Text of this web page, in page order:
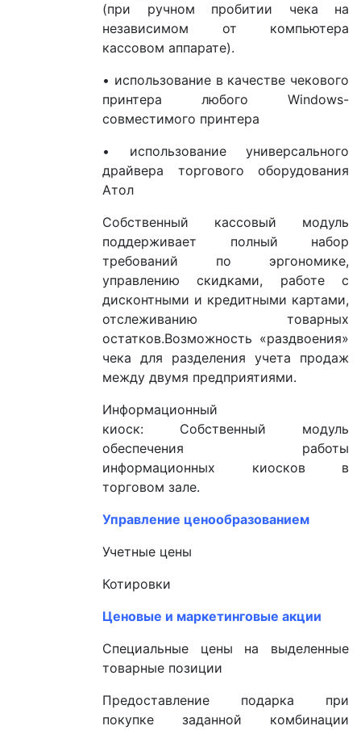
(при ручном пробитии чека на
независимом от компьютера
кассовом аппарате).
• использование в качестве чекового
принтера любого Windows-
совместимого принтера
• использование универсального
драйвера торгового оборудования
Атол
Собственный кассовый модуль
поддерживает полный набор
требований по эргономике,
управлению скидками, работе с
дисконтными и кредитными картами,
отслеживанию товарных
остатков.Возможность «раздвоения»
чека для разделения учета продаж
между двумя предприятиями.
Информационный
киоск: Собственный модуль
обеспечения работы
информационных киосков в
торговом зале.
Управление ценообразованием
Учетные цены
Котировки
Ценовые и маркетинговые акции
Специальные цены на выделенные
товарные позиции
Предоставление подарка при
покупке заданной комбинации